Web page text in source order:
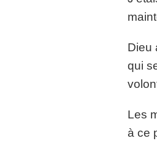
Dieu
qui
Les
à ce